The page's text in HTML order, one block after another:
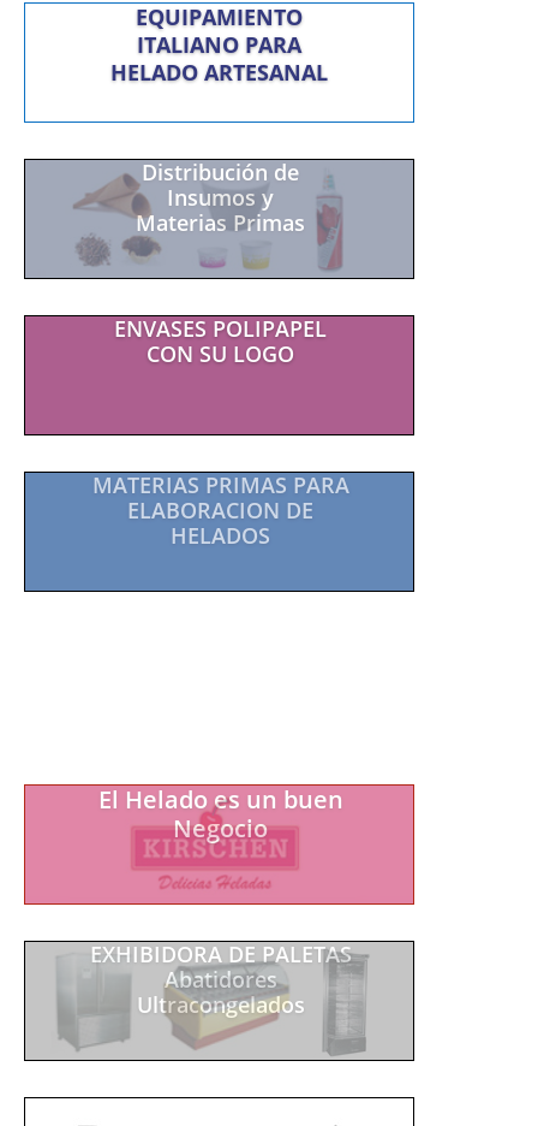
EQUIPAMIENTO
ITALIANO PARA
HELADO ARTESANAL
ENVASES POLIPAPEL
CON SU LOGO
MAS DE 25 AÑOS DE
TRAYECTORIA EN EL MERCADO